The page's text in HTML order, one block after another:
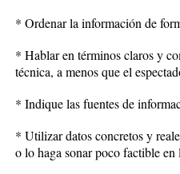
* Ordenar la información de
* Hablar en términos claros y
técnica, a menos que el
* Indique las fuentes de
* Utilizar datos concretos y
o lo haga sonar poco factible en